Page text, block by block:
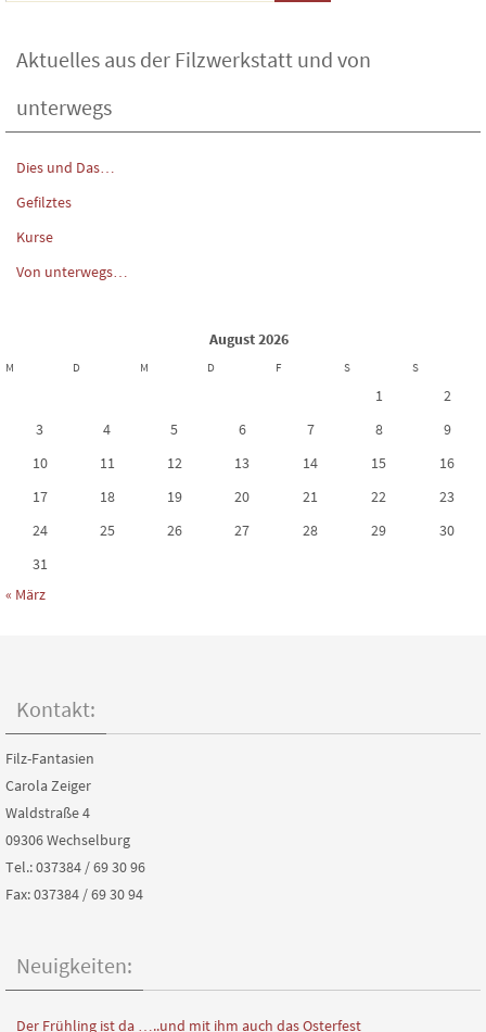
Aktuelles aus der Filzwerkstatt und von
unterwegs
Dies und Das…
Gefilztes
Kurse
Von unterwegs…
August 2026
M D M D F S S
1
2
3
4 5 6 7 8
9
10
11 12 13 14 15
16
17
18 19 20 21 22
23
24
25 26 27 28 29
30
31
« März
Kontakt:
Filz-Fantasien
Carola Zeiger
Waldstraße 4
09306 Wechselburg
Tel.: 037384 / 69 30 96
Fax: 037384 / 69 30 94
Neuigkeiten:
Der Frühling ist da …..und mit ihm auch das Osterfest